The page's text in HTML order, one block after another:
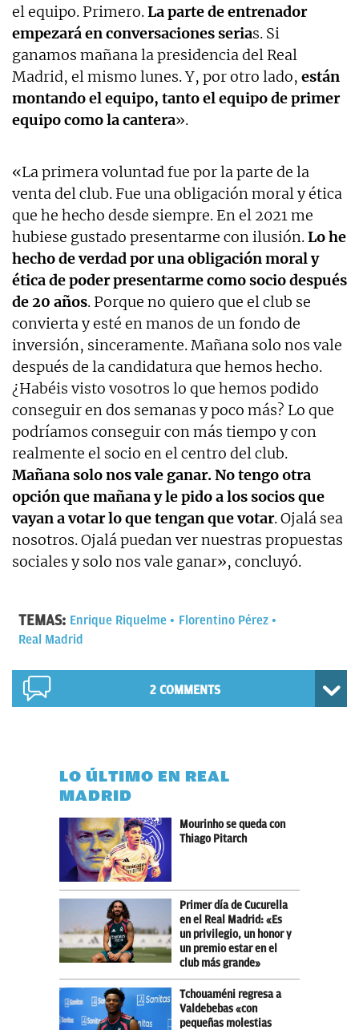
el equipo. Primero.La parte de entrenador
empezará en conversaciones serias. Si
ganamos mañana la presidencia del Real
Madrid, el mismo lunes. Y, por otro lado, están
montando el equipo, tanto el equipo de primer
equipo como la cantera».
«La primera voluntad fue por la parte de la
venta del club. Fue una obligación moral y ética
que he hecho desde siempre. En el 2021 me
hubiese gustado presentarme con ilusión.Lo he
hecho de verdad por una obligación moral y
ética de poder presentarme como socio después
de 20 años. Porque no quiero que el club se
convierta y esté en manos de un fondo de
inversión, sinceramente. Mañana solo nos vale
después de la candidatura que hemos hecho.
¿Habéis visto vosotros lo que hemos podido
conseguir en dos semanas y poco más? Lo que
podríamos conseguir con más tiempo y con
realmente el socio en el centro del club.
Mañana solo nos vale ganar. No tengo otra
opción que mañana y le pido a los socios que
vayan a votar lo que tengan que votar. Ojalá sea
nosotros. Ojalá puedan ver nuestras propuestas
sociales y solo nos vale ganar», concluyó.
TEMAS: Enrique Riquelme
Florentino Pérez
Real Madrid
2 COMMENTS
LO ÚLTIMO EN REAL
MADRID
Mourinho se queda con
Thiago Pitarch
Primer día de Cucurella
en el Real Madrid: «Es
un privilegio, un honor y
un premio estar en el
club más grande»
Tchouaméni regresa a
Valdebebas «con
pequeñas molestias